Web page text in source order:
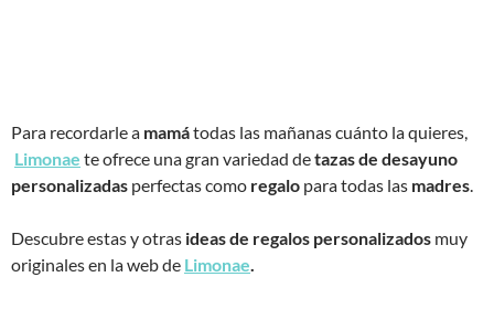
Para recordarle a mamátodas las mañanas cuánto la quieres,
Limonae te ofrece una gran variedad detazas de desayuno
personalizadas perfectas como regalo para todas las madres
Descubre estas y otras ideas de regalos personalizados muy
originales en la web de Limonae